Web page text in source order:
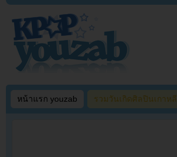
หน้าแรก youzab รวมวันเกิดศิลปินเกาหลี